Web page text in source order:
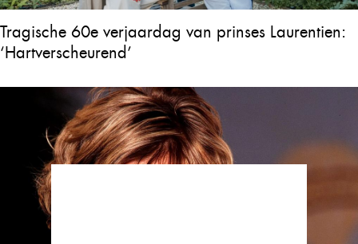
Tragische 60e verjaardag van prinses Laurentien:
‘Hartverscheurend’